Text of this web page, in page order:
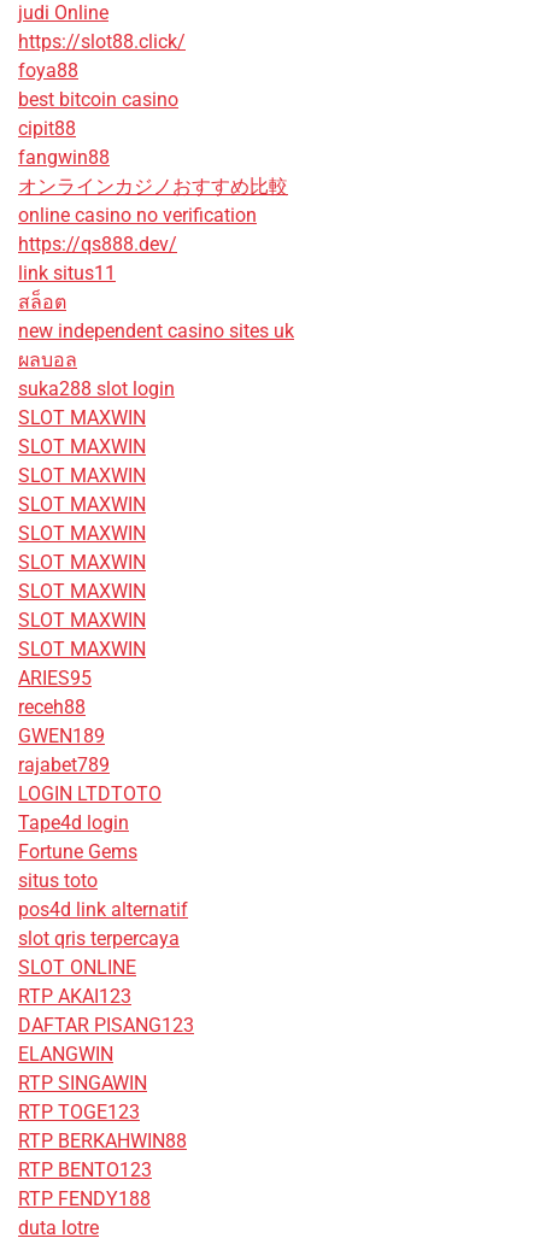
judi Online
https://slot88.click/
foya88
best bitcoin casino
cipit88
fangwin88
オンラインカジノおすすめ比較
online casino no verification
https://qs888.dev/
link situs11
สล็อต
new independent casino sites uk
ผลบอล
suka288 slot login
SLOT MAXWIN
SLOT MAXWIN
SLOT MAXWIN
SLOT MAXWIN
SLOT MAXWIN
SLOT MAXWIN
SLOT MAXWIN
SLOT MAXWIN
SLOT MAXWIN
ARIES95
receh88
GWEN189
rajabet789
LOGIN LTDTOTO
Tape4d login
Fortune Gems
situs toto
pos4d link alternatif
slot qris terpercaya
SLOT ONLINE
RTP AKAI123
DAFTAR PISANG123
ELANGWIN
RTP SINGAWIN
RTP TOGE123
RTP BERKAHWIN88
RTP BENTO123
RTP FENDY188
duta lotre